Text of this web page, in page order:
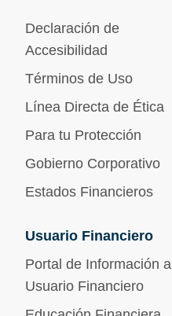
Declaración de
Accesibilidad
Términos de Uso
Línea Directa de Ética
Para tu Protección
Gobierno Corporativo
Estados Financieros
Usuario Financiero
Portal de Información al
Usuario Financiero